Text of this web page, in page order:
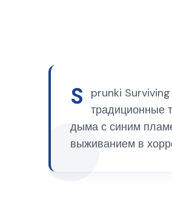
S
prunki
традиционные
дыма с синим
выживанием в